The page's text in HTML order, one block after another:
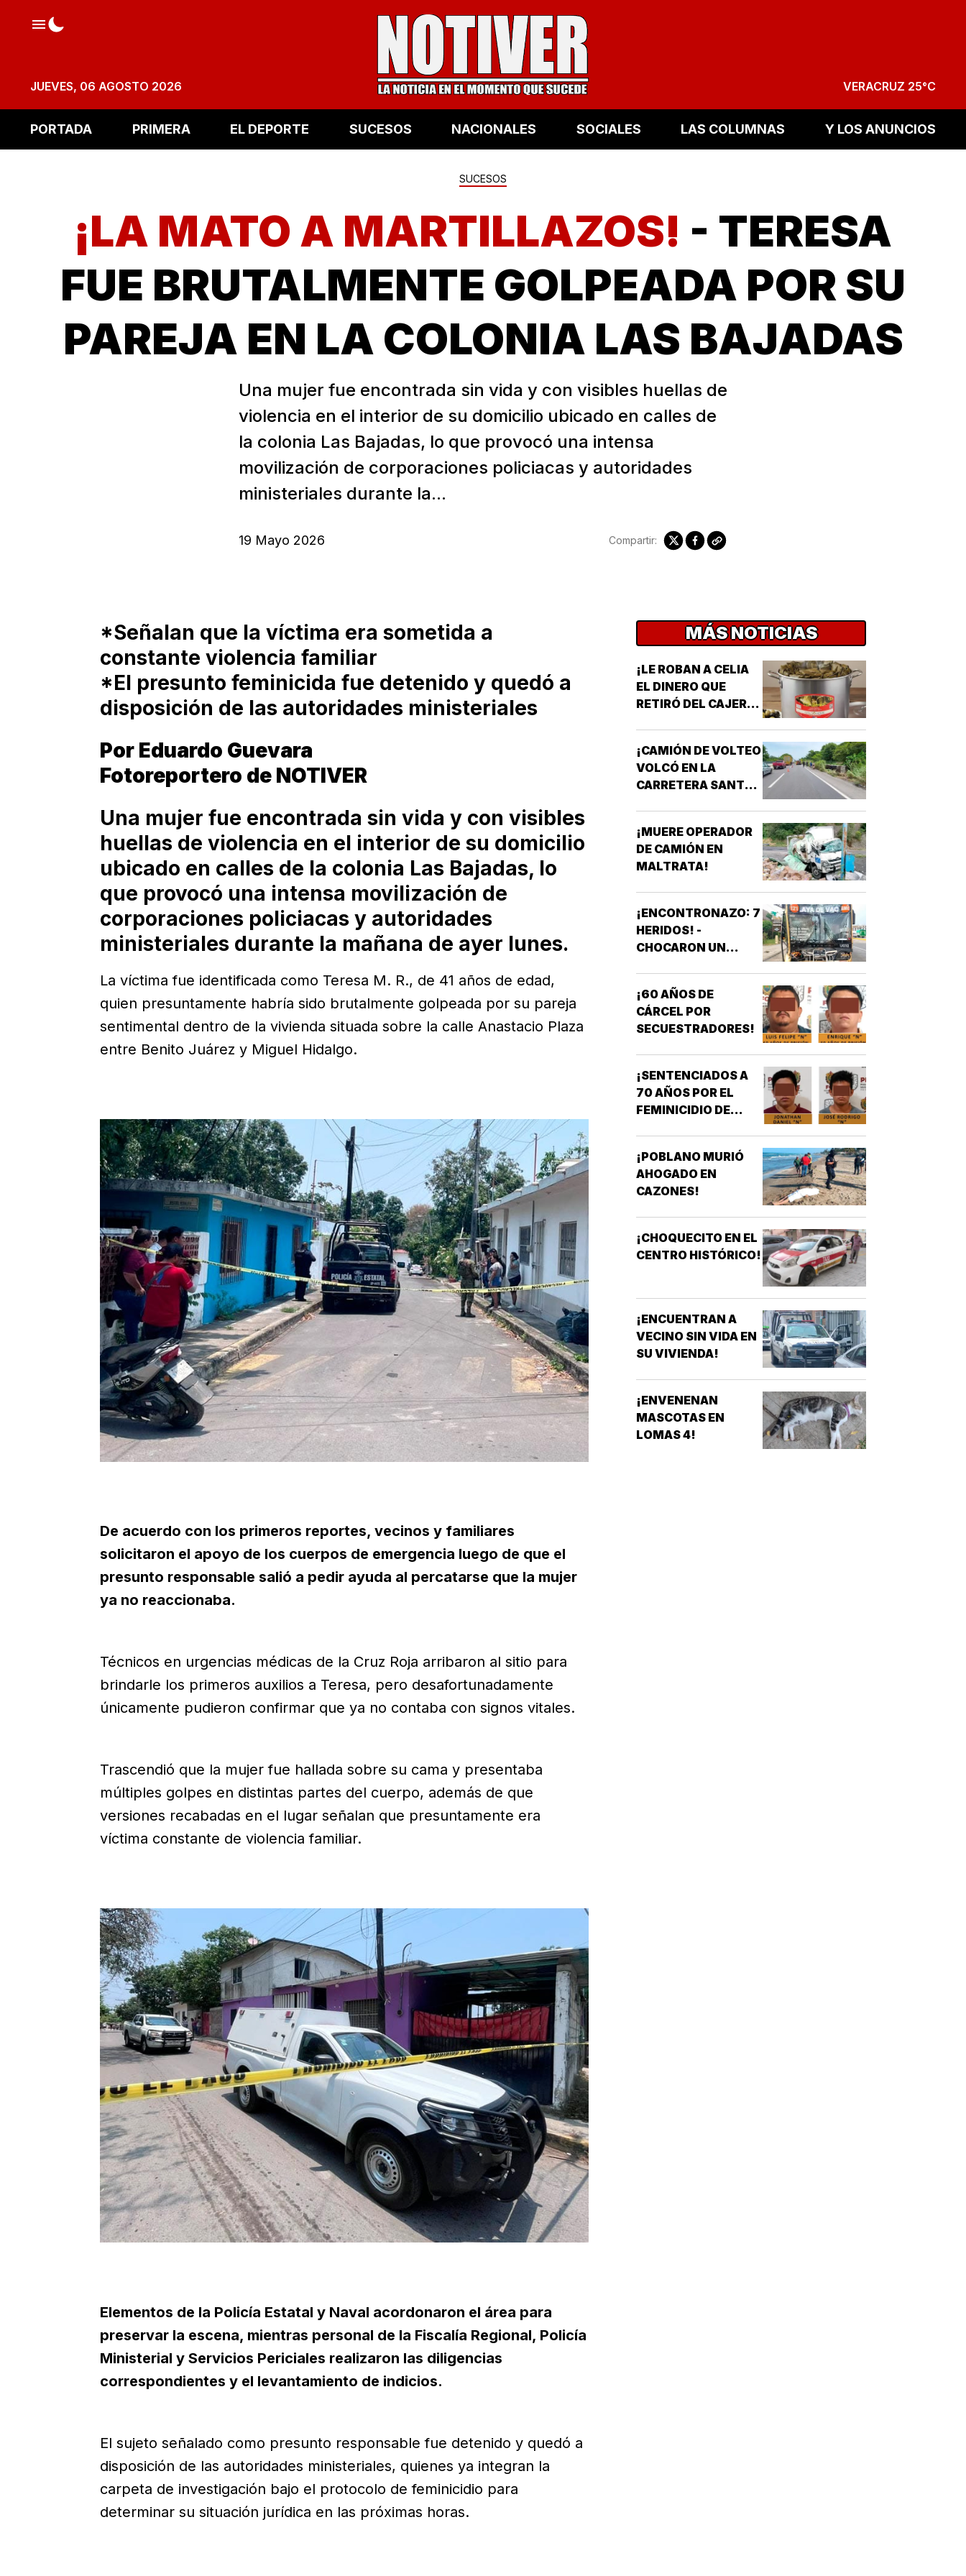
JUEVES, 06 AGOSTO 2026 VERACRUZ 25°C
PORTADA PRIMERA EL DEPORTE SUCESOS NACIONALES SOCIALES LAS COLUMNAS Y LOS ANUNCIOS
SUCESOS
¡LA MATO A MARTILLAZOS! - TERESA
FUE BRUTALMENTE GOLPEADA POR SU
PAREJA EN LA COLONIA LAS BAJADAS
Una mujer fue encontrada sin vida y con visibles huellas de
violencia en el interior de su domicilio ubicado en calles de
la colonia Las Bajadas, lo que provocó una intensa
movilización de corporaciones policiacas y autoridades
ministeriales durante la...
19 Mayo 2026 Compartir:
*Señalan que la víctima era sometida a
constante violencia familiar
*El presunto feminicida fue detenido y quedó a
disposición de las autoridades ministeriales
Por Eduardo Guevara
Fotoreportero de NOTIVER
Una mujer fue encontrada sin vida y con visibles
huellas de violencia en el interior de su domicilio
ubicado en calles de la colonia Las Bajadas, lo
que provocó una intensa movilización de
corporaciones policiacas y autoridades
ministeriales durante la mañana de ayer lunes.
La víctima fue identificada como Teresa M. R., de 41 años de edad,
quien presuntamente habría sido brutalmente golpeada por su pareja
sentimental dentro de la vivienda situada sobre la calle Anastacio Plaza
entre Benito Juárez y Miguel Hidalgo.
De acuerdo con los primeros reportes, vecinos y familiares
solicitaron el apoyo de los cuerpos de emergencia luego de que el
presunto responsable salió a pedir ayuda al percatarse que la mujer
ya no reaccionaba.
Técnicos en urgencias médicas de la Cruz Roja arribaron al sitio para
brindarle los primeros auxilios a Teresa, pero desafortunadamente
únicamente pudieron confirmar que ya no contaba con signos vitales.
Trascendió que la mujer fue hallada sobre su cama y presentaba
múltiples golpes en distintas partes del cuerpo, además de que
versiones recabadas en el lugar señalan que presuntamente era
víctima constante de violencia familiar.
Elementos de la Policía Estatal y Naval acordonaron el área para
preservar la escena, mientras personal de la Fiscalía Regional, Policía
Ministerial y Servicios Periciales realizaron las diligencias
correspondientes y el levantamiento de indicios.
El sujeto señalado como presunto responsable fue detenido y quedó a
disposición de las autoridades ministeriales, quienes ya integran la
carpeta de investigación bajo el protocolo de feminicidio para
determinar su situación jurídica en las próximas horas.
MÁS NOTICIAS
¡LE ROBAN A CELIA
EL DINERO QUE
RETIRÓ DEL CAJERO
¡CAMIÓN DE VOLTEO
VOLCÓ EN LA
CARRETERA SANTA
¡MUERE OPERADOR
DE CAMIÓN EN
MALTRATA!
¡ENCONTRONAZO: 7
HERIDOS! -
CHOCARON UN
LOS AZULES EN LA
TAMPIQUERA
¡60 AÑOS DE
CÁRCEL POR
SECUESTRADORES!
¡SENTENCIADOS A
70 AÑOS POR EL
FEMINICIDIO DE
¡POBLANO MURIÓ
AHOGADO EN
CAZONES!
¡CHOQUECITO EN EL
CENTRO HISTÓRICO!
¡ENCUENTRAN A
VECINO SIN VIDA EN
SU VIVIENDA!
¡ENVENENAN
MASCOTAS EN
LOMAS 4!